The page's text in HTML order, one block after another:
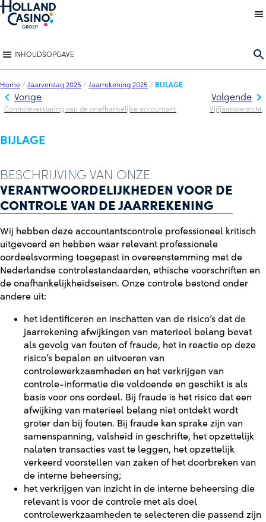
Back to homepage
INHOUDSOPGAVE
Home / Jaarverslag 2025 / Jaarrekening 2025 / BIJLAGE
Volgende
Vijfjaaroverzicht
Vorige
Controleverklaring van de onafhankelijke accountant
BIJLAGE
BESCHRIJVING VAN ONZE
VERANTWOORDELIJKHEDEN VOOR DE
CONTROLE VAN DE JAARREKENING
Wij hebben deze accountantscontrole professioneel kritisch
uitgevoerd en hebben waar relevant professionele
oordeelsvorming toegepast in overeenstemming met de
Nederlandse controlestandaarden, ethische voorschriften en
de onafhankelijkheidseisen. Onze controle bestond onder
andere uit:
het identificeren en inschatten van de risico’s dat de
jaarrekening afwijkingen van materieel belang bevat
als gevolg van fouten of fraude, het in reactie op deze
risico’s bepalen en uitvoeren van
controlewerkzaamheden en het verkrijgen van
controle-informatie die voldoende en geschikt is als
basis voor ons oordeel. Bij fraude is het risico dat een
afwijking van materieel belang niet ontdekt wordt
groter dan bij fouten. Bij fraude kan sprake zijn van
samenspanning, valsheid in geschrifte, het opzettelijk
nalaten transacties vast te leggen, het opzettelijk
verkeerd voorstellen van zaken of het doorbreken van
de interne beheersing;
het verkrijgen van inzicht in de interne beheersing die
relevant is voor de controle met als doel
controlewerkzaamheden te selecteren die passend zijn